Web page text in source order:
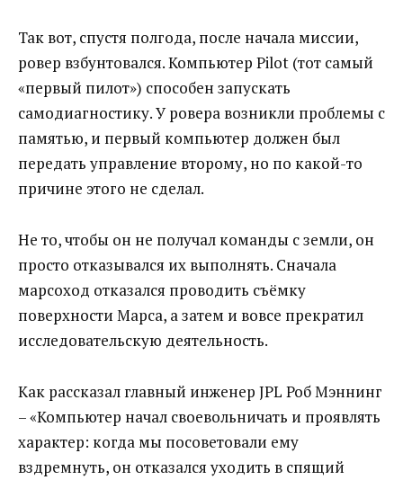
Так вот, спустя полгода, после начала миссии,
ровер взбунтовался. Компьютер Pilot (тот самый
«первый пилот») способен запускать
самодиагностику. У ровера возникли проблемы с
памятью, и первый компьютер должен был
передать управление второму, но по какой-то
причине этого не сделал.
Не то, чтобы он не получал команды с земли, он
просто отказывался их выполнять. Сначала
марсоход отказался проводить съёмку
поверхности Марса, а затем и вовсе прекратил
исследовательскую деятельность.
Как рассказал главный инженер JPL Роб Мэннинг
– «Компьютер начал своевольничать и проявлять
характер: когда мы посоветовали ему
вздремнуть, он отказался уходить в спящий